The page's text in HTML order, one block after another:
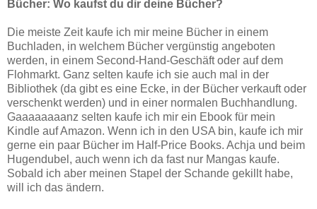
Bücher: Wo kaufst du dir deine Bücher?
Die meiste Zeit kaufe ich mir meine Bücher in einem
Buchladen, in welchem Bücher vergünstig angeboten
werden, in einem Second-Hand-Geschäft oder auf dem
Flohmarkt. Ganz selten kaufe ich sie auch mal in der
Bibliothek (da gibt es eine Ecke, in der Bücher verkauft oder
verschenkt werden) und in einer normalen Buchhandlung.
Gaaaaaaaanz selten kaufe ich mir ein Ebook für mein
Kindle auf Amazon. Wenn ich in den USA bin, kaufe ich mir
gerne ein paar Bücher im Half-Price Books. Achja und beim
Hugendubel, auch wenn ich da fast nur Mangas kaufe.
Sobald ich aber meinen Stapel der Schande gekillt habe,
will ich das ändern.